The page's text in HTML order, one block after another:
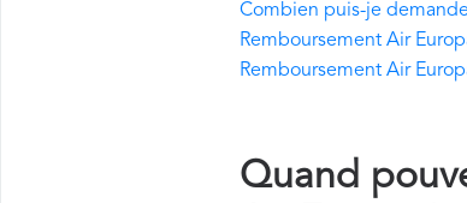
Combien puis-je
Remboursement Air
Remboursement Air
Quand